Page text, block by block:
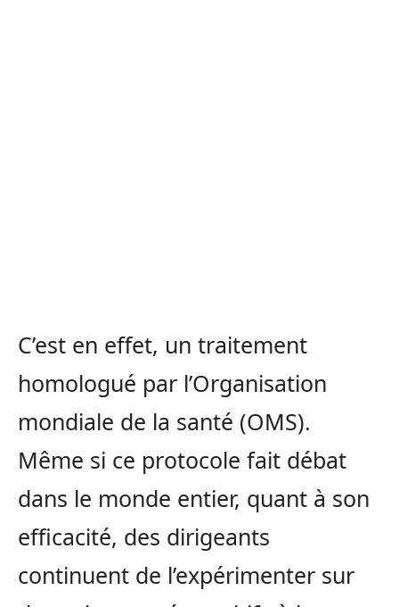
C’est en effet, un traitement
homologué par l’Organisation
mondiale de la santé (OMS).
Même si ce protocole fait débat
dans le monde entier, quant à son
efficacité, des dirigeants
continuent de l’expérimenter sur